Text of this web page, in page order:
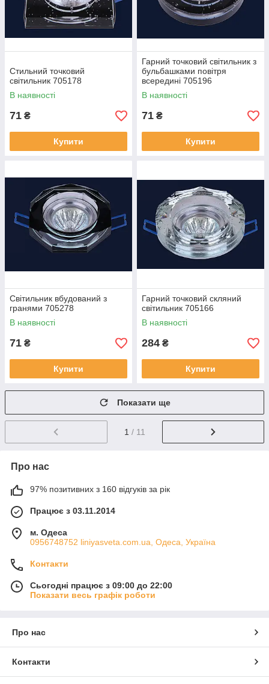
Стильний точковий
світильник 705178
В наявності
71 ₴
Купити
Гарний точковий світильник з
бульбашками повітря
всередині 705196
В наявності
71 ₴
Купити
Світильник вбудований з
гранями 705278
В наявності
71 ₴
Купити
Гарний точковий скляний
світильник 705166
В наявності
284 ₴
Купити
Показати ще
1 / 11
Про нас
97% позитивних з 160 відгуків за рік
Працює з 03.11.2014
м. Одеса
0956748752 liniyasveta.com.ua, Одеса, Україна
Контакти
Сьогодні працює з 09:00 до 22:00
Показати весь графік роботи
Про нас
Контакти